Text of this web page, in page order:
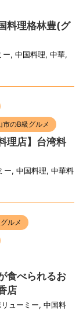
料理格林豊(グ
ー, 中国料理, 中華,
市のB級グルメ
理店】台湾料
ー, 中国料理, 中華料
ルメ
食べられるお
店
リューミー, 中国料